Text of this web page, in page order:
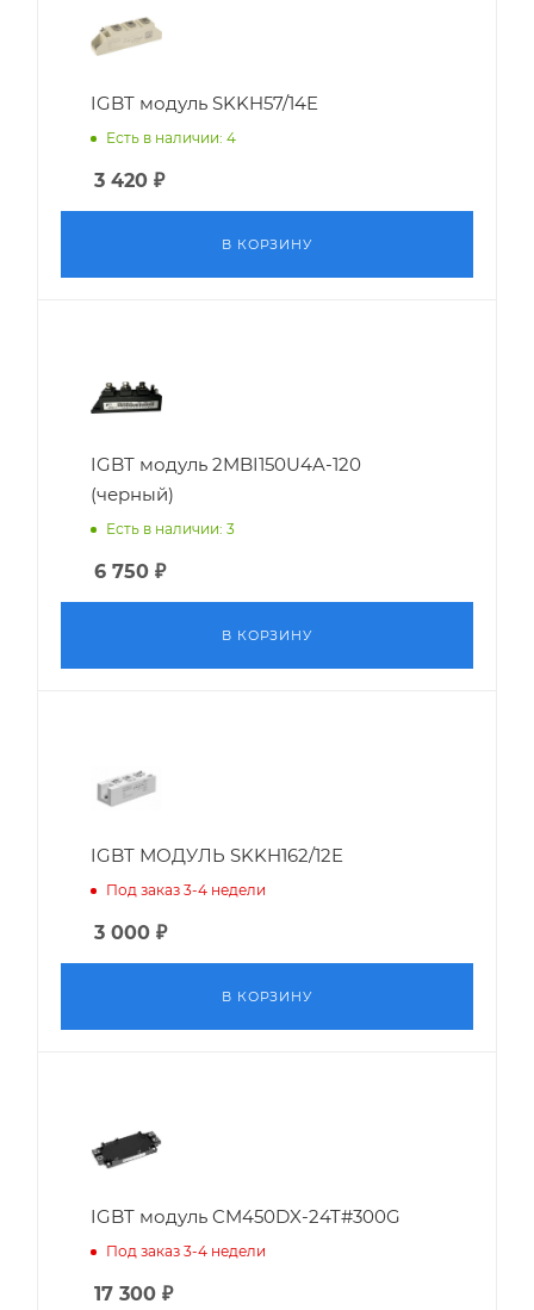
IGBT модуль SKKH57/14E
Есть в наличии: 4
3 420 ₽
В КОРЗИНУ
IGBT модуль 2MBI150U4A-120
(черный)
Есть в наличии: 3
6 750 ₽
В КОРЗИНУ
IGBT МОДУЛЬ SKKH162/12E
Под заказ 3-4 недели
3 000 ₽
В КОРЗИНУ
IGBT модуль CM450DX-24T#300G
Под заказ 3-4 недели
17 300 ₽